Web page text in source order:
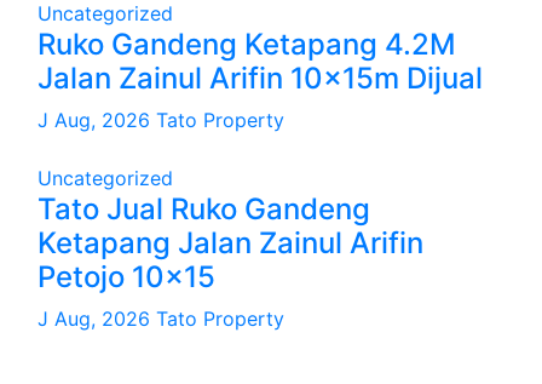
Uncategorized
Ruko Gandeng Ketapang 4.2M
Jalan Zainul Arifin 10x15m Dijual
J Aug, 2026 Tato Property
Uncategorized
Tato Jual Ruko Gandeng
Ketapang Jalan Zainul Arifin
Petojo 10×15
J Aug, 2026 Tato Property